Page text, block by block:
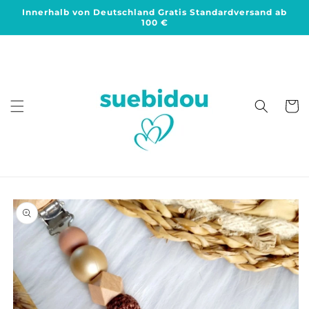
zum
Innerhalb von Deutschland Gratis Standardversand ab
100 €